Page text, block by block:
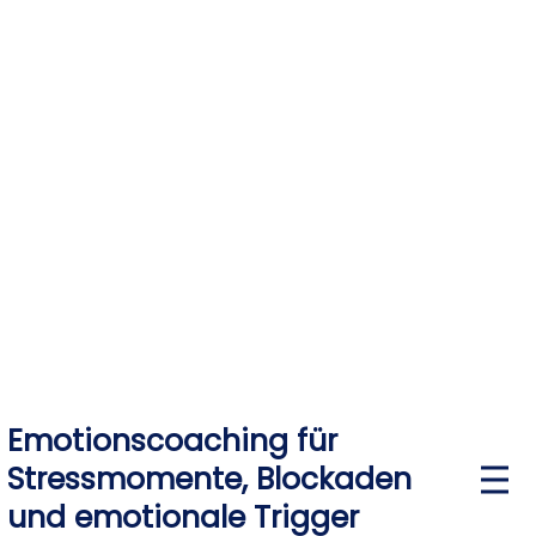
Emotionscoaching für
Stressmomente, Blockaden
und emotionale Trigger
P
r